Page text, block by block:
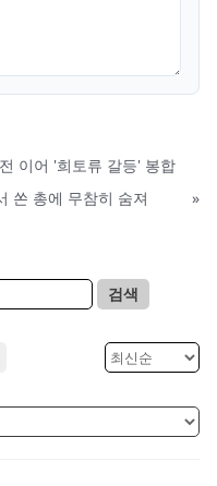
이어 '희토류 갈등' 봉합
쏜 총에 무참히 숨져
»
검색